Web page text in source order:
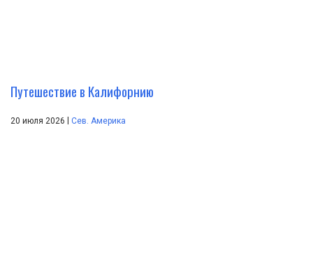
Путешествие в Калифорнию
20 июля 2026 Сев. Америка